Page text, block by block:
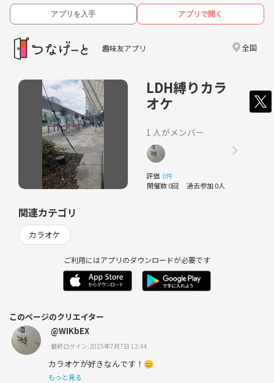
アプリを入手 アプリで開く
趣味友アプリ 全国
LDH縛りカラ
オケ
1 人がメンバー
評価 0件
開催数 0回 過去参加 0人
関連カテゴリ
カラオケ
ご利用にはアプリのダウンロードが必要です
このページのクリエイター
@WIKbEX
最終ログイン:2025年7月7日 12:44
カラオケが好きなんです！😊
もっと見る